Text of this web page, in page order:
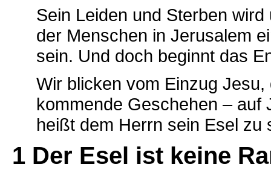
Sein Leiden und Sterben
der Menschen in Jerusalem
sein. Und doch beginnt das
Wir blicken vom Einzug
kommende Geschehen –
heißt dem Herrn sein Esel zu
1 Der Esel ist keine